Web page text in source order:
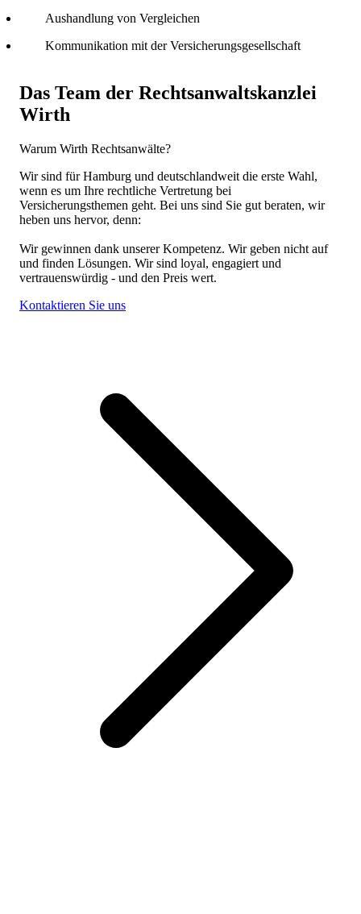
Aushandlung von Vergleichen
Kommunikation mit der Versicherungsgesellschaft
Das Team der Rechtsanwaltskanzlei
Wirth
Warum Wirth Rechtsanwälte?
Wir sind für Hamburg und deutschlandweit die erste Wahl,
wenn es um Ihre rechtliche Vertretung bei
Versicherungsthemen geht. Bei uns sind Sie gut beraten, wir
heben uns hervor, denn:
Wir gewinnen dank unserer Kompetenz. Wir geben nicht auf
und finden Lösungen. Wir sind loyal, engagiert und
vertrauenswürdig - und den Preis wert.
Kontaktieren Sie uns